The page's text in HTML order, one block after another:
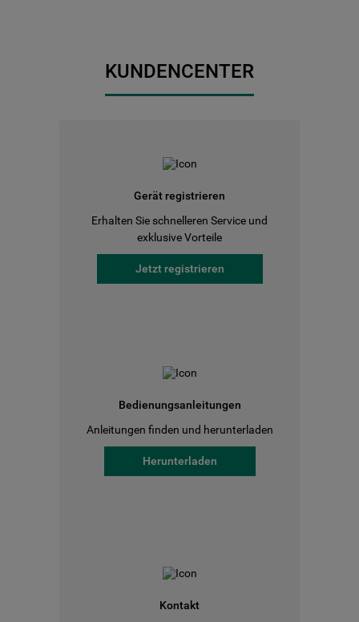
KUNDENCENTER
Gerät registrieren
Erhalten Sie schnelleren Service und
exklusive Vorteile
Jetzt registrieren
Bedienungsanleitungen
Anleitungen finden und herunterladen
Herunterladen
Kontakt